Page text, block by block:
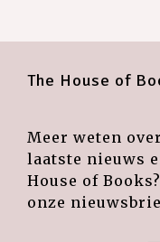
The House of
Meer weten
laatste nieuws
House of
onze